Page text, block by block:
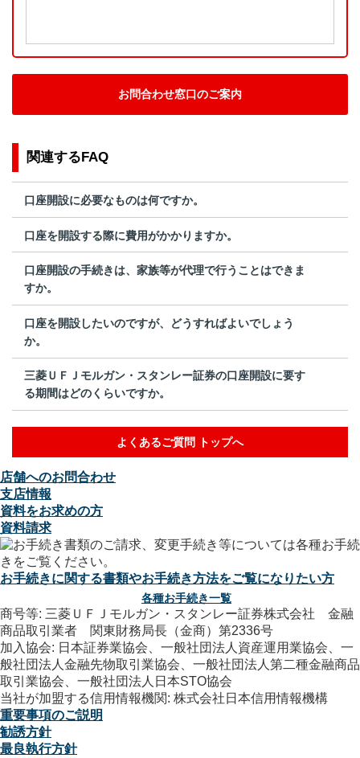
お問合わせ窓口のご案内
関連するFAQ
口座開設に必要なものは何ですか。
口座を開設する際に費用がかかりますか。
口座開設の手続きは、家族等が代理で行うことはできま
すか。
口座を開設したいのですが、どうすればよいでしょう
か。
三菱ＵＦＪモルガン・スタンレー証券の口座開設に要す
る期間はどのくらいですか。
よくあるご質問 トップへ
店舗へのお問合わせ
支店情報
資料をお求めの方
資料請求
お手続きに関する書類やお手続き方法をご覧になりたい方
各種お手続き一覧
商号等: 三菱ＵＦＪモルガン・スタンレー証券株式会社 金融
商品取引業者 関東財務局長（金商）第2336号
加入協会: 日本証券業協会、一般社団法人資産運用業協会、一
般社団法人金融先物取引業協会、一般社団法人第二種金融商品
取引業協会、一般社団法人日本STO協会
当社が加盟する信用情報機関: 株式会社日本信用情報機構
重要事項のご説明
勧誘方針
最良執行方針